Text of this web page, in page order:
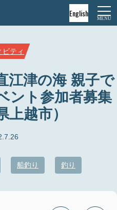
English
ビティ
江津の海 親子で
ント参加者募集
上越市）
船釣り 釣り